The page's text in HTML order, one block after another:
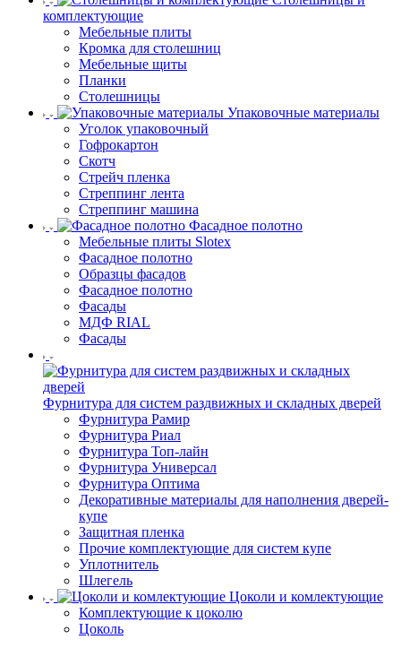
комплектующие
Мебельные плиты
Кромка для столешниц
Мебельные щиты
Планки
Столешницы
Упаковочные материалы
Уголок упаковочный
Гофрокартон
Скотч
Стрейч пленка
Стреппинг лента
Стреппинг машина
Фасадное полотно
Мебельные плиты Slotex
Фасадное полотно
Образцы фасадов
Фасадное полотно
Фасады
МДФ RIAL
Фасады
Фурнитура для систем раздвижных и складных дверей
Фурнитура Рамир
Фурнитура Риал
Фурнитура Топ-лайн
Фурнитура Универсал
Фурнитура Оптима
Декоративные материалы для наполнения дверей-
купе
Защитная пленка
Прочие комплектующие для систем купе
Уплотнитель
Шлегель
Цоколи и комлектующие
Комплектующие к цоколю
Цоколь